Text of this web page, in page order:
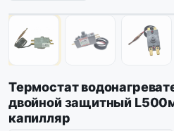
Термостат
двойной защитный
капилляр